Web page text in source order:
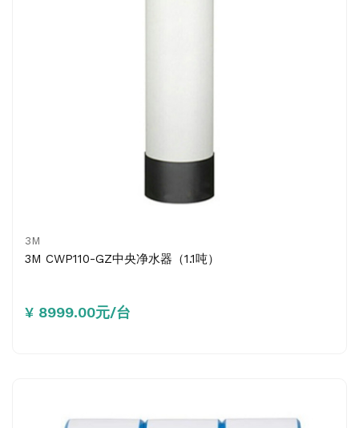
3M
3M CWP110-GZ中央净水器（1.1吨）
¥ 8999.00元/台